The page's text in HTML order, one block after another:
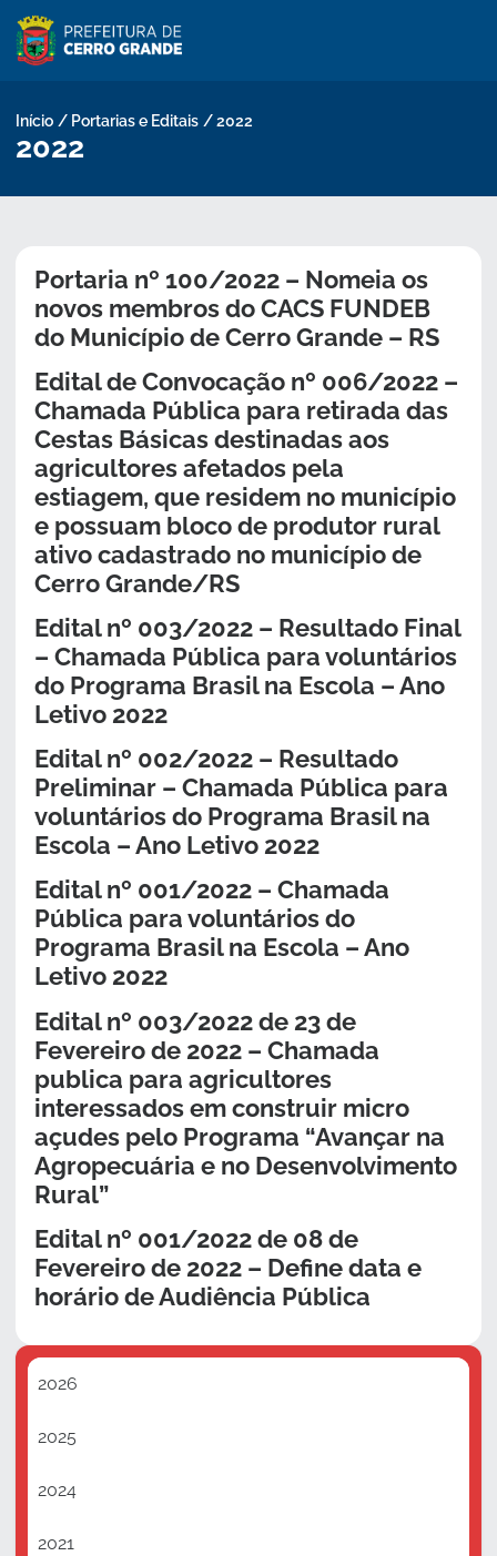
para
conteúdo
Início / Portarias e Editais / 2022
2022
2026
2025
2024
2021
Portaria nº 100/2022 – Nomeia os
novos membros do CACS FUNDEB
do Município de Cerro Grande – RS
Edital de Convocação nº 006/2022 –
Chamada Pública para retirada das
Cestas Básicas destinadas aos
agricultores afetados pela
estiagem, que residem no município
e possuam bloco de produtor rural
ativo cadastrado no município de
Cerro Grande/RS
Edital nº 003/2022 – Resultado Final
– Chamada Pública para voluntários
do Programa Brasil na Escola – Ano
Letivo 2022
Edital nº 002/2022 – Resultado
Preliminar – Chamada Pública para
voluntários do Programa Brasil na
Escola – Ano Letivo 2022
Edital nº 001/2022 – Chamada
Pública para voluntários do
Programa Brasil na Escola – Ano
Letivo 2022
Edital nº 003/2022 de 23 de
Fevereiro de 2022 – Chamada
publica para agricultores
interessados em construir micro
açudes pelo Programa “Avançar na
Agropecuária e no Desenvolvimento
Rural”
Edital nº 001/2022 de 08 de
Fevereiro de 2022 – Define data e
horário de Audiência Pública